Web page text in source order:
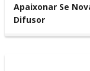
Apaixonar Se
Difusor